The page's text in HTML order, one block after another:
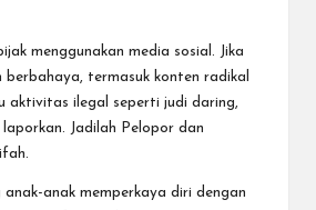
menggunakan media sosial. Jika
berbahaya, termasuk konten radikal
aktivitas ilegal seperti judi daring,
Jadilah Pelopor dan
anak-anak memperkaya diri dengan